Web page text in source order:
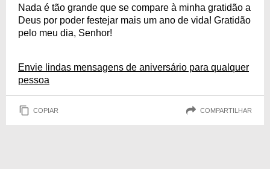
Nada é tão grande que se compare à minha gratidão a
Deus por poder festejar mais um ano de vida! Gratidão
pelo meu dia, Senhor!
Envie lindas mensagens de aniversário para qualquer
pessoa
COPIAR COMPARTILHAR